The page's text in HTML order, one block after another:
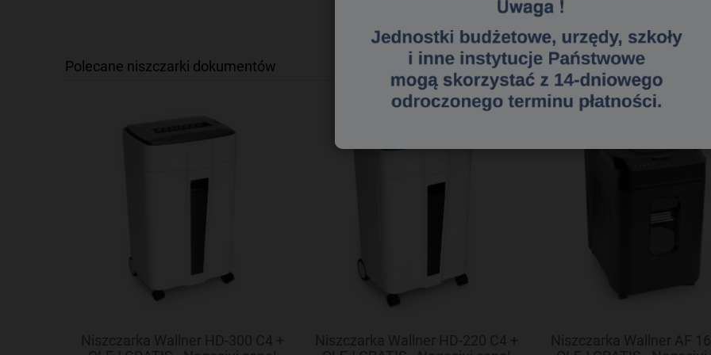
1 2 3
Polecane niszczarki dokumentów
Niszczarka Wallner HD-300 C4 +
Niszczarka Wallner HD-220 C4 +
Niszczarka Wallner AF